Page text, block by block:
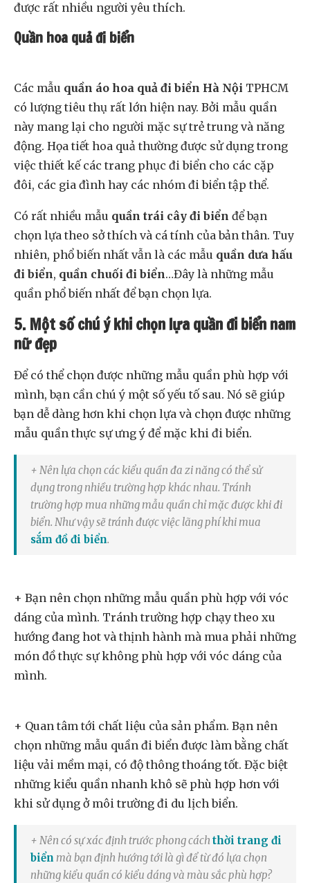
được rất nhiều người yêu thích.
Quần hoa quả đi biển
Các mẫu quần áo hoa quả đi biển Hà Nội TPHCM
có lượng tiêu thụ rất lớn hiện nay. Bởi mẫu quần
này mang lại cho người mặc sự trẻ trung và năng
động. Họa tiết hoa quả thường được sử dụng trong
việc thiết kế các trang phục đi biển cho các cặp
đôi, các gia đình hay các nhóm đi biển tập thể.
Có rất nhiều mẫu quần trái cây đi biển để bạn
chọn lựa theo sở thích và cá tính của bản thân. Tuy
nhiên, phổ biến nhất vẫn là các mẫu quần dưa hấu
đi biển, quần chuối đi biển…Đây là những mẫu
quần phổ biến nhất để bạn chọn lựa.
5. Một số chú ý khi chọn lựa quần đi biển nam
nữ đẹp
Để có thể chọn được những mẫu quần phù hợp với
mình, bạn cần chú ý một số yếu tố sau. Nó sẽ giúp
bạn dễ dàng hơn khi chọn lựa và chọn được những
mẫu quần thực sự ưng ý để mặc khi đi biển.
+ Nên lựa chọn các kiểu quần đa zi năng có thể sử
dụng trong nhiều trường hợp khác nhau. Tránh
trường hợp mua những mẫu quần chỉ mặc được khi đi
biển. Như vậy sẽ tránh được việc lãng phí khi mua
sắm đồ đi biển.
+ Bạn nên chọn những mẫu quần phù hợp với vóc
dáng của mình. Tránh trường hợp chạy theo xu
hướng đang hot và thịnh hành mà mua phải những
món đồ thực sự không phù hợp với vóc dáng của
mình.
+ Quan tâm tới chất liệu của sản phẩm. Bạn nên
chọn những mẫu quần đi biển được làm bằng chất
liệu vải mềm mại, có độ thông thoáng tốt. Đặc biệt
những kiểu quần nhanh khô sẽ phù hợp hơn với
khi sử dụng ở môi trường đi du lịch biển.
+ Nên có sự xác định trước phong cách thời trang đi
biển mà bạn định hướng tới là gì để từ đó lựa chọn
những kiểu quần có kiểu dáng và màu sắc phù hợp?